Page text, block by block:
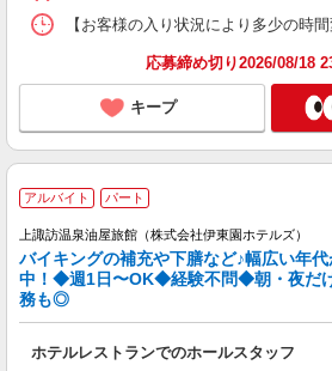
【お客様の入り状況により多少の時
応募締め切り2026/08/18
キープ
アルバイト パート
上諏訪温泉油屋旅館（株式会社伊東園ホテルズ）
バイキングの補充や下膳など♪幅広い年
中！◆週1日〜OK◆経験不問◆朝・夜だ
務も◎
ホテルレストランでのホールスタッフ